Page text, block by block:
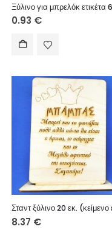
0.93 €
8.37 €